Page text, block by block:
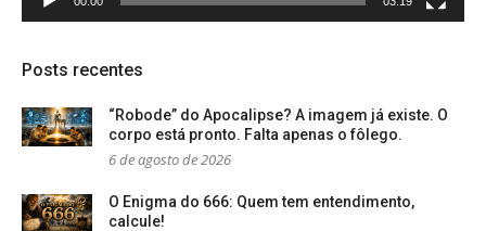
Posts recentes
“Robode” do Apocalipse? A imagem já existe. O
corpo está pronto. Falta apenas o fôlego.
6 de agosto de 2026
O Enigma do 666: Quem tem entendimento,
calcule!